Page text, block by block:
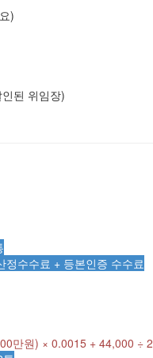
)
된 위임장)
정수수료 + 등본인증 수수료
만원) × 0.0015 + 44,000 ÷ 2